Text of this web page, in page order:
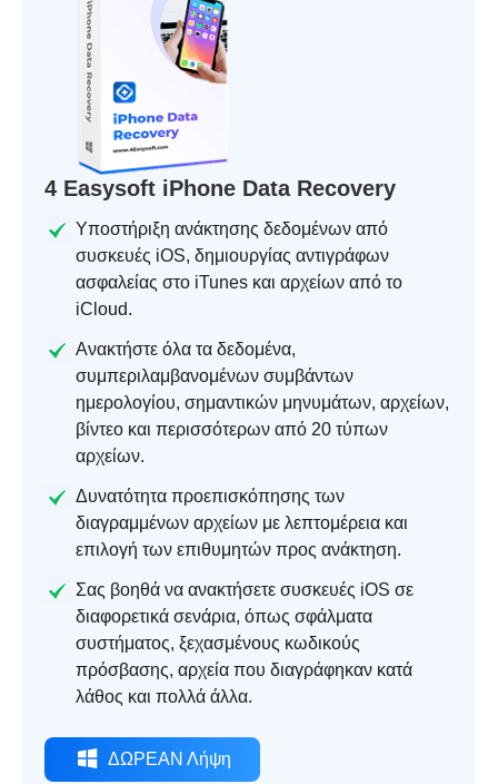
4 Easysoft iPhone Data Recovery
Υποστήριξη ανάκτησης δεδομένων από
συσκευές iOS, δημιουργίας αντιγράφων
ασφαλείας στο iTunes και αρχείων από το
iCloud.
Ανακτήστε όλα τα δεδομένα,
συμπεριλαμβανομένων συμβάντων
ημερολογίου, σημαντικών μηνυμάτων, αρχείων,
βίντεο και περισσότερων από 20 τύπων
αρχείων.
Δυνατότητα προεπισκόπησης των
διαγραμμένων αρχείων με λεπτομέρεια και
επιλογή των επιθυμητών προς ανάκτηση.
Σας βοηθά να ανακτήσετε συσκευές iOS σε
διαφορετικά σενάρια, όπως σφάλματα
συστήματος, ξεχασμένους κωδικούς
πρόσβασης, αρχεία που διαγράφηκαν κατά
λάθος και πολλά άλλα.
ΔΩΡΕΑΝ Λήψη